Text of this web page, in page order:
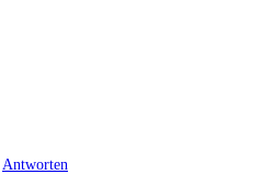
Antworten